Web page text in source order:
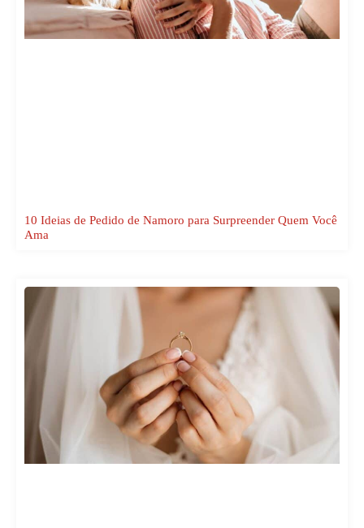
10 Ideias de Pedido de Namoro para Surpreender Quem Você
Ama